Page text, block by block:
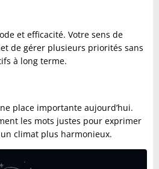
et efficacité. Votre sens de
de gérer plusieurs priorités sans
à long terme.
place importante aujourd’hui.
les mots justes pour exprimer
climat plus harmonieux.